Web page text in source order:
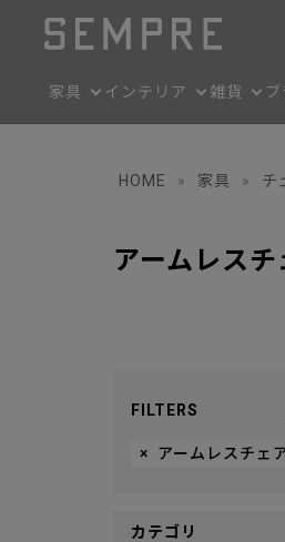
家具 インテリア 雑貨
HOME » 家具 » チ
アームレス
FILTERS
× アームレスチェ
カテゴリ